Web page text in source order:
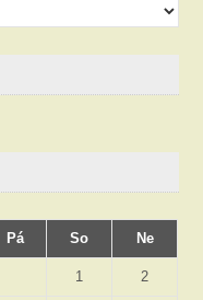
Pá So Ne
1 2